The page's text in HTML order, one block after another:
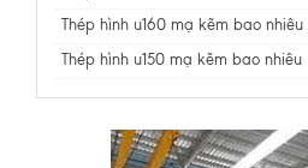
Thép hình u160 mạ kẽm bao nhiêu
Thép hình u150 mạ kẽm bao nhiêu